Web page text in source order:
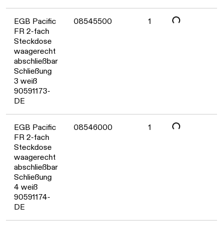
EGB Pacific
FR 2-fach
Steckdose
waagerecht
abschließbar
Schließung
3 weiß
90591173-
DE
08545500 1
EGB Pacific
FR 2-fach
Steckdose
waagerecht
abschließbar
Schließung
4 weiß
90591174-
DE
08546000 1